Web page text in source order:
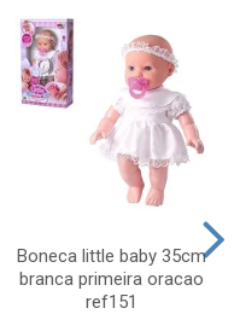
Boneca little baby 35cm
branca primeira oracao
ref151